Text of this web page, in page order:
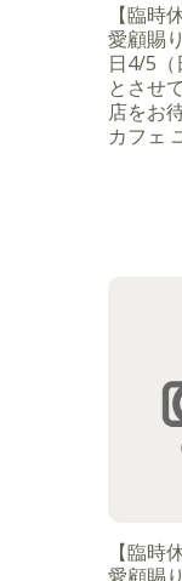
【臨時
愛顧賜
日4/5（
とさせ
店をお
カフェ
【臨時